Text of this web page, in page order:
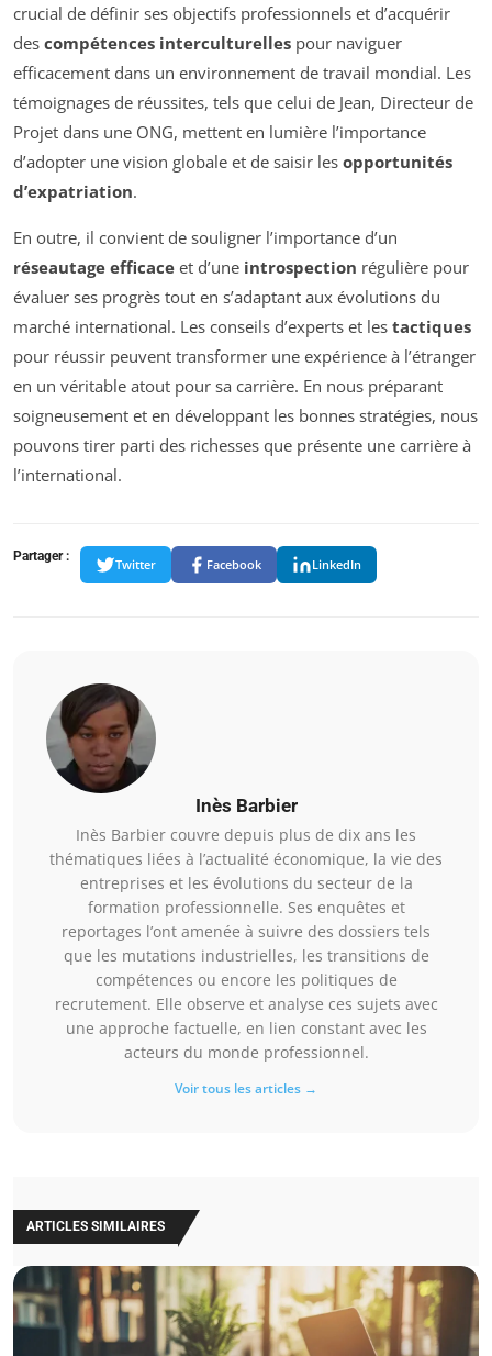
crucial de définir ses objectifs professionnels et d’acquérir
des compétences interculturelles pour naviguer
efficacement dans un environnement de travail mondial. Les
témoignages de réussites, tels que celui de Jean, Directeur de
Projet dans une ONG, mettent en lumière l’importance
d’adopter une vision globale et de saisir les opportunités
d’expatriation.
En outre, il convient de souligner l’importance d’un
réseautage efficace et d’une introspection régulière pour
évaluer ses progrès tout en s’adaptant aux évolutions du
marché international. Les conseils d’experts et les tactiques
pour réussir peuvent transformer une expérience à l’étranger
en un véritable atout pour sa carrière. En nous préparant
soigneusement et en développant les bonnes stratégies, nous
pouvons tirer parti des richesses que présente une carrière à
l’international.
Partager :
Twitter Facebook LinkedIn
Inès Barbier
Inès Barbier couvre depuis plus de dix ans les
thématiques liées à l’actualité économique, la vie des
entreprises et les évolutions du secteur de la
formation professionnelle. Ses enquêtes et
reportages l’ont amenée à suivre des dossiers tels
que les mutations industrielles, les transitions de
compétences ou encore les politiques de
recrutement. Elle observe et analyse ces sujets avec
une approche factuelle, en lien constant avec les
acteurs du monde professionnel.
Voir tous les articles →
ARTICLES SIMILAIRES